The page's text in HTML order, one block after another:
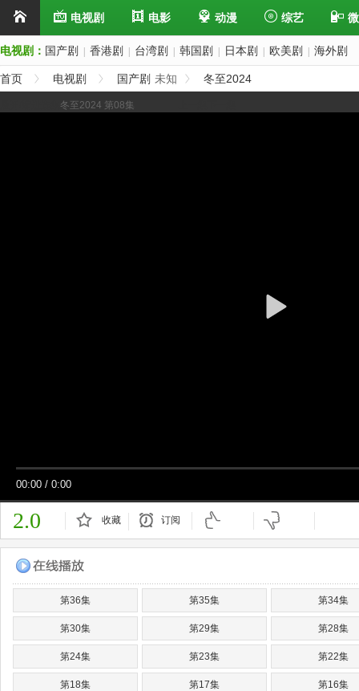
电视剧 电影 动漫 综艺
电视剧： 国产剧 香港剧 台湾剧 韩国剧 日本剧 欧美剧 海外剧
首页 电视剧 国产剧 未知 冬至2024
冬至2024 第08集
00:00 / 0:00
2.0 收藏 订阅
第36集 第35集 第34集
第30集 第29集 第28集
第24集 第23集 第22集
第18集 第17集 第16集